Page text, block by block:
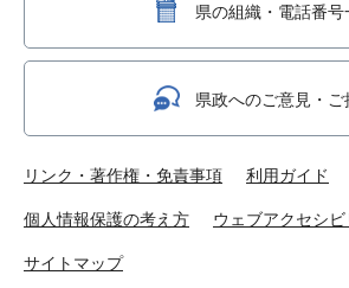
県の組織・電話番号
県政へのご意見・ご
リンク・著作権・免責事項 利用ガイド
個人情報保護の考え方 ウェブアクセシ
サイトマップ